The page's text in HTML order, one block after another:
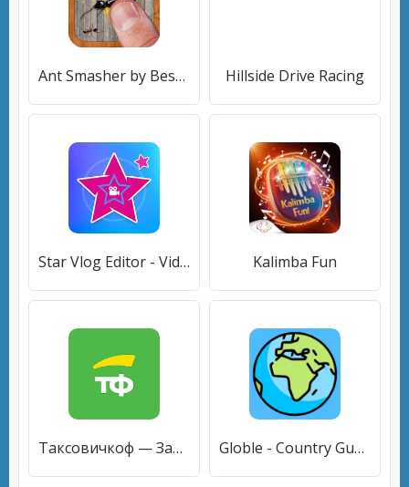
Ant Smasher by Best Cool & Fun Games Hillside Drive Racing
Star Vlog Editor - Video Editor & Video Maker Kalimba Fun
Таксовичкоф — Заказ такси Globle - Country Guess Game